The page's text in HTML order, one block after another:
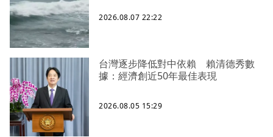
2026.08.07 22:22
台灣逐步降低對中依賴 賴清德秀數
據：經濟創近50年最佳表現
2026.08.05 15:29